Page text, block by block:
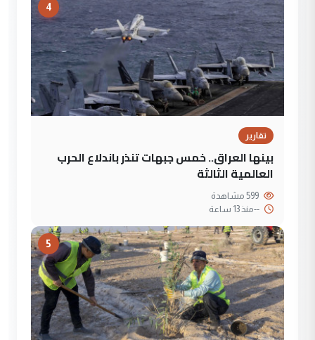
4
تقارير
بينها العراق.. خمس جبهات تنذر باندلاع الحرب
العالمية الثالثة
--منذ 13 ساعة
5